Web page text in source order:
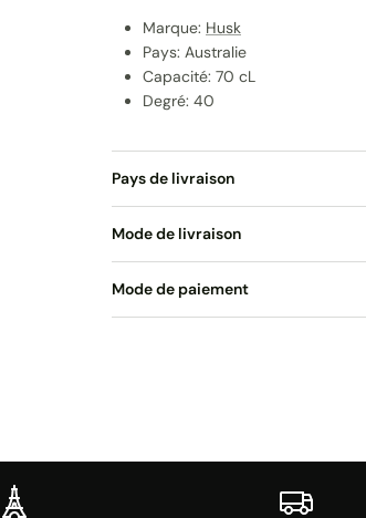
Marque: Husk
Pays: Australie
Capacité: 70 cL
Degré: 40
Pays de livraison
Mode de livraison
Mode de paiement